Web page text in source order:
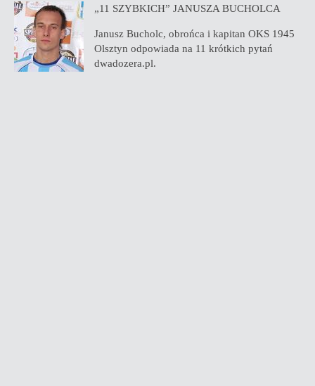
„11 SZYBKICH” JANUSZA BUCHOLCA
Janusz Bucholc, obrońca i kapitan OKS 1945
Olsztyn odpowiada na 11 krótkich pytań
dwadozera.pl.